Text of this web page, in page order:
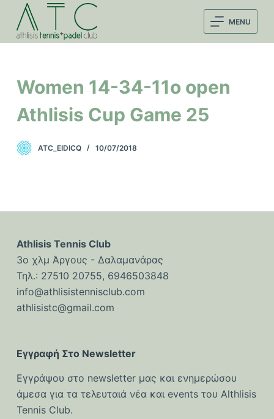
ε
τ
β
σ
χ
ό
ο
MENU
Women 14-34-11o open
Athlisis Cup Game 25
ATC_EIDICQ 10/07/2018
Athlisis Tennis Club
3ο χλμ Άργους - Δαλαμανάρας
Τηλ.: 27510 20755, 6946503848
info@athlisistennisclub.com
athlisistc@gmail.com
Εγγραφή Στο Newsletter
Εγγράψου στο newsletter μας και ενημερώσου
άμεσα για τα τελευταιά νέα και events του Althlisis
Tennis Club.